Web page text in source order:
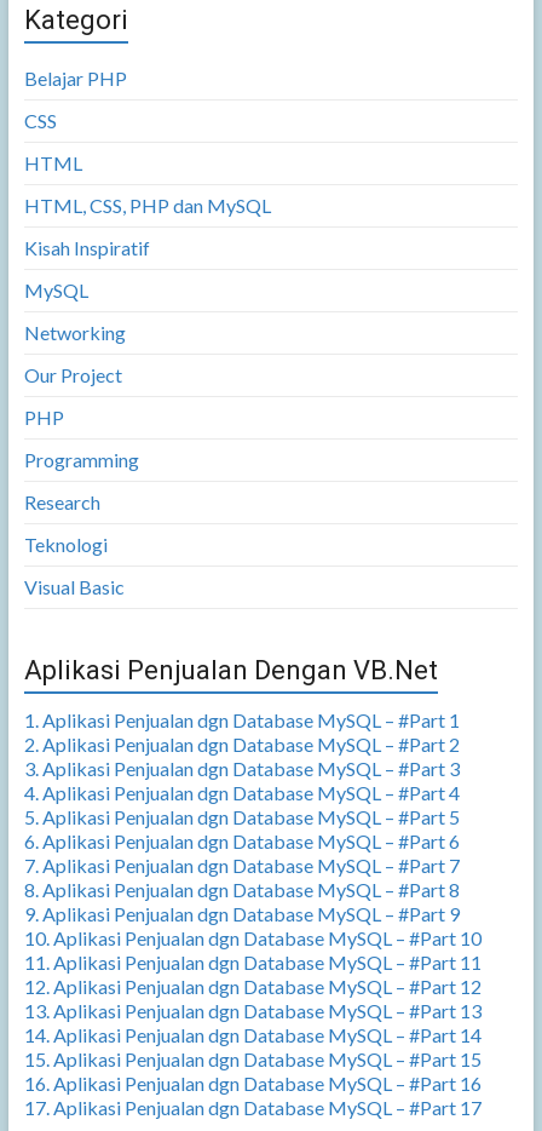
Kategori
Belajar PHP
CSS
HTML
HTML, CSS, PHP dan MySQL
Kisah Inspiratif
MySQL
Networking
Our Project
PHP
Programming
Research
Teknologi
Visual Basic
Aplikasi Penjualan Dengan VB.Net
1. Aplikasi Penjualan dgn Database MySQL – #Part 1
2. Aplikasi Penjualan dgn Database MySQL – #Part 2
3. Aplikasi Penjualan dgn Database MySQL – #Part 3
4. Aplikasi Penjualan dgn Database MySQL – #Part 4
5. Aplikasi Penjualan dgn Database MySQL – #Part 5
6. Aplikasi Penjualan dgn Database MySQL – #Part 6
7. Aplikasi Penjualan dgn Database MySQL – #Part 7
8. Aplikasi Penjualan dgn Database MySQL – #Part 8
9. Aplikasi Penjualan dgn Database MySQL – #Part 9
10. Aplikasi Penjualan dgn Database MySQL – #Part 10
11. Aplikasi Penjualan dgn Database MySQL – #Part 11
12. Aplikasi Penjualan dgn Database MySQL – #Part 12
13. Aplikasi Penjualan dgn Database MySQL – #Part 13
14. Aplikasi Penjualan dgn Database MySQL – #Part 14
15. Aplikasi Penjualan dgn Database MySQL – #Part 15
16. Aplikasi Penjualan dgn Database MySQL – #Part 16
17. Aplikasi Penjualan dgn Database MySQL – #Part 17